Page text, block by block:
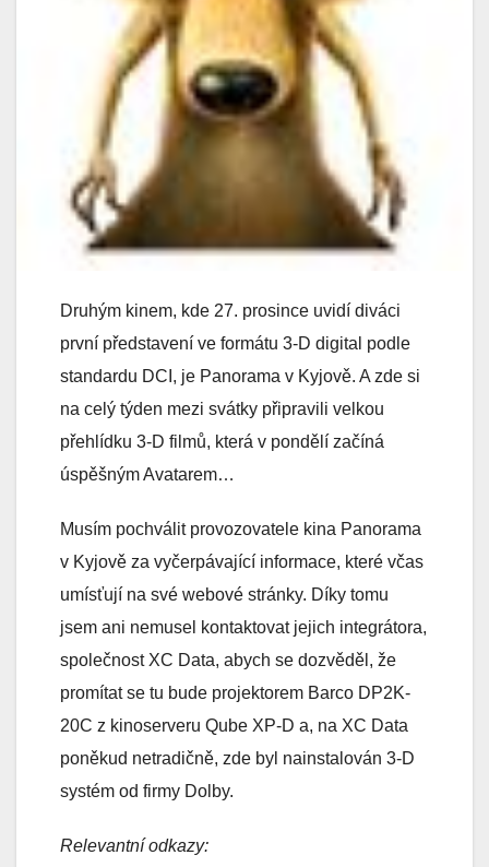
Druhým kinem, kde 27. prosince uvidí diváci
první představení ve formátu 3-D digital podle
standardu DCI, je Panorama v Kyjově. A zde si
na celý týden mezi svátky připravili velkou
přehlídku 3-D filmů, která v pondělí začíná
úspěšným Avatarem…
Musím pochválit provozovatele kina Panorama
v Kyjově za vyčerpávající informace, které včas
umísťují na své webové stránky. Díky tomu
jsem ani nemusel kontaktovat jejich integrátora,
společnost XC Data, abych se dozvěděl, že
promítat se tu bude projektorem Barco DP2K-
20C z kinoserveru Qube XP-D a, na XC Data
poněkud netradičně, zde byl nainstalován 3-D
systém od firmy Dolby.
Relevantní odkazy: